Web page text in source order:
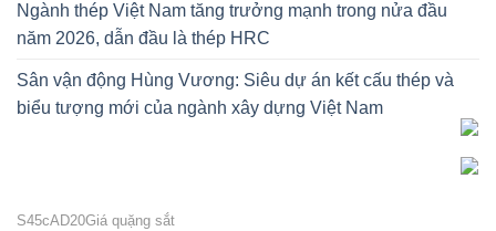
Ngành thép Việt Nam tăng trưởng mạnh trong nửa đầu
năm 2026, dẫn đầu là thép HRC
Sân vận động Hùng Vương: Siêu dự án kết cấu thép và
biểu tượng mới của ngành xây dựng Việt Nam
S45cAD20Giá quặng sắt